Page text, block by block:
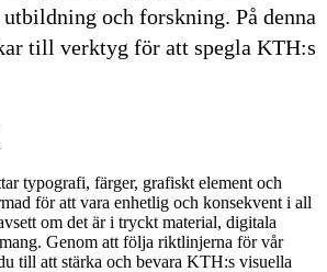
och forskning. På denna
till verktyg för att spegla KTH:s
typografi, färger, grafiskt element och
för att vara enhetlig och konsekvent i all
om det är i tryckt material, digitala
Genom att följa riktlinjerna för vår
till att stärka och bevara KTH:s visuella